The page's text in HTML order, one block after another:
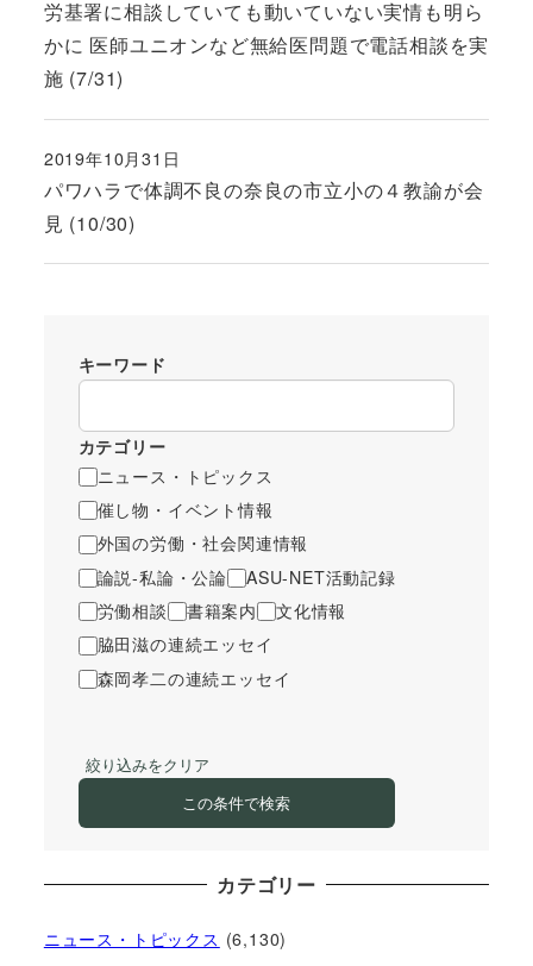
労基署に相談していても動いていない実情も明ら
かに 医師ユニオンなど無給医問題で電話相談を実
施 (7/31)
パワハラで体調不良の奈良の市立小の４教諭が会
見 (10/30)
投稿日
2019年10月31日
キーワード
カテゴリー
ニュース・トピックス
催し物・イベント情報
外国の労働・社会関連情報
論説-私論・公論
ASU-NET活動記録
労働相談
書籍案内
文化情報
脇田滋の連続エッセイ
森岡孝二の連続エッセイ
絞り込みをクリア
この条件で検索
カテゴリー
ニュース・トピックス (6,130)